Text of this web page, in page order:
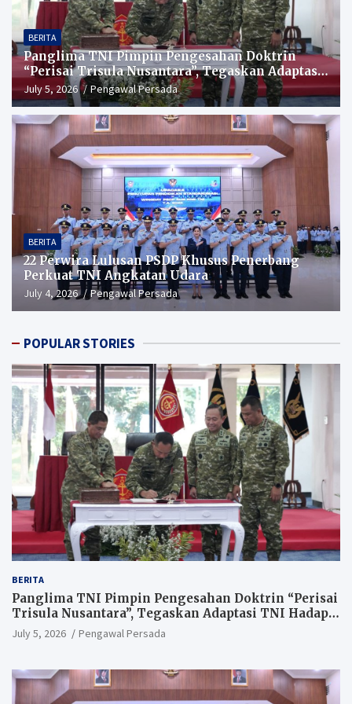
BERITA
Panglima TNI Pimpin Pengesahan Doktrin
“Perisai Trisula Nusantara”, Tegaskan Adaptasi
TNI Hadapi Perang Modern
July 5, 2026 Pengawal Persada
BERITA
22 Perwira Lulusan PSDP Khusus Penerbang
Perkuat TNI Angkatan Udara
July 4, 2026 Pengawal Persada
POPULAR STORIES
BERITA
Panglima TNI Pimpin Pengesahan Doktrin “Perisai
Trisula Nusantara”, Tegaskan Adaptasi TNI Hadapi
Perang Modern
July 5, 2026 Pengawal Persada